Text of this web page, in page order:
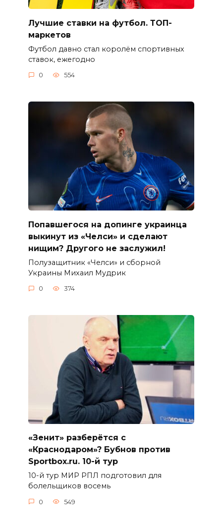
Лучшие ставки на футбол. ТОП-
маркетов
Футбол давно стал королём спортивных
ставок, ежегодно
0 554
Попавшегося на допинге украинца
выкинут из «Челси» и сделают
нищим? Другого не заслужил!
Полузащитник «Челси» и сборной
Украины Михаил Мудрик
0 374
«Зенит» разберётся с
«Краснодаром»? Бубнов против
Sportbox.ru. 10-й тур
10-й тур МИР РПЛ подготовил для
болельщиков восемь
0 549